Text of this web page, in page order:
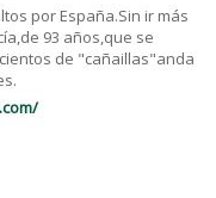
por España.Sin ir más
93 años,que se
de "cañaillas"anda